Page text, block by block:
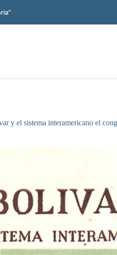
y el sistema interamericano el